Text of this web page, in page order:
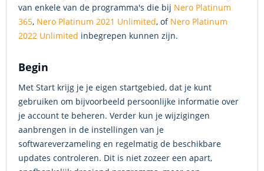
van enkele van de programma's die bij Nero Platinum
365, Nero Platinum 2021 Unlimited, of Nero Platinum
2022 Unlimited inbegrepen kunnen zijn.
Begin
Met Start krijg je je eigen startgebied, dat je kunt
gebruiken om bijvoorbeeld persoonlijke informatie over
je account te beheren. Verder kun je wijzigingen
aanbrengen in de instellingen van je
softwareverzameling en regelmatig de beschikbare
updates controleren. Dit is niet zozeer een apart,